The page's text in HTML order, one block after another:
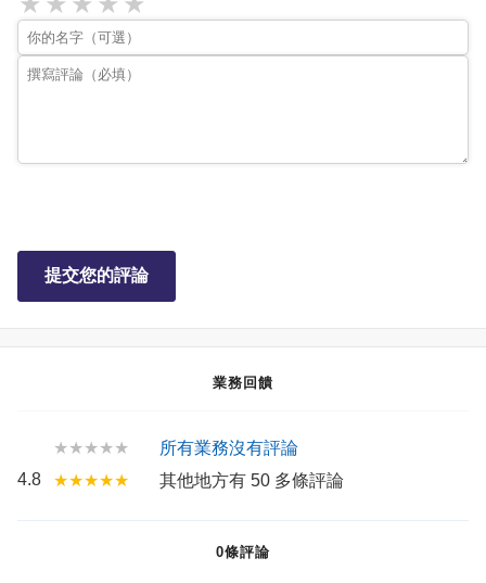
提交您的評論
業務回饋
★★★★★
所有業務沒有評論
4.8
★★★★★ 其他地方有 50 多條評論
0條評論